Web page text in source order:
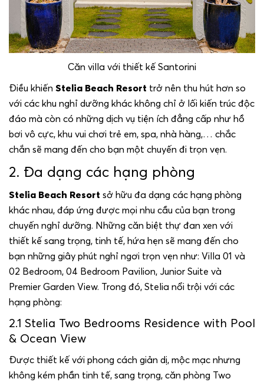
Căn villa với thiết kế Santorini
Điều khiến Stelia Beach Resort trở nên thu hút hơn so
với các khu nghỉ dưỡng khác không chỉ ở lối kiến trúc độc
đáo mà còn có những dịch vụ tiện ích đẳng cấp như hồ
bơi vô cực, khu vui chơi trẻ em, spa, nhà hàng,… chắc
chắn sẽ mang đến cho bạn một chuyến đi trọn vẹn.
2. Đa dạng các hạng phòng
Stelia Beach Resort sở hữu đa dạng các hạng phòng
khác nhau, đáp ứng được mọi nhu cầu của bạn trong
chuyến nghỉ dưỡng. Những căn biệt thự đan xen với
thiết kế sang trọng, tinh tế, hứa hẹn sẽ mang đến cho
bạn những giây phút nghỉ ngơi trọn vẹn như: Villa 01 và
02 Bedroom, 04 Bedroom Pavilion, Junior Suite và
Premier Garden View. Trong đó, Stelia nổi trội với các
hạng phòng:
2.1 Stelia Two Bedrooms Residence with Pool
& Ocean View
Được thiết kế với phong cách giản dị, mộc mạc nhưng
không kém phần tinh tế, sang trọng, căn phòng Two